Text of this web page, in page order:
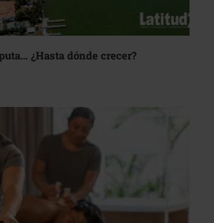
¿Hasta dónde crecer?